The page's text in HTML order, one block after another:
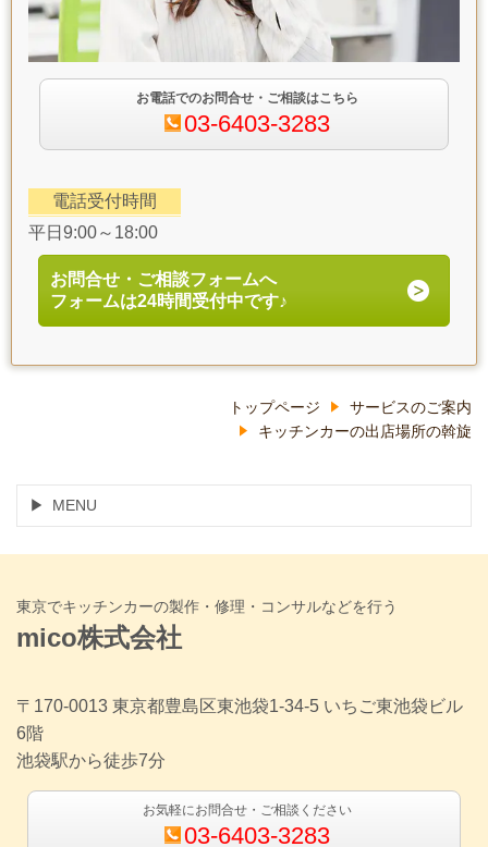
お電話でのお問合せ・ご相談はこちら
03-6403-3283
電話受付時間
平日9:00～18:00
お問合せ・ご相談フォームへ
フォームは24時間受付中です♪
トップページ
サービスのご案内
キッチンカーの出店場所の斡旋
MENU
東京でキッチンカーの製作・修理・コンサルなどを行う
mico株式会社
〒170-0013 東京都豊島区東池袋1-34-5 いちご東池袋ビル
6階
池袋駅から徒歩7分
お気軽にお問合せ・ご相談ください
03-6403-3283